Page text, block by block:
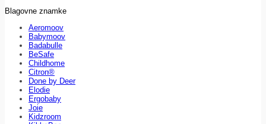
Blagovne znamke
Aeromoov
Babymoov
Badabulle
BeSafe
Childhome
Citron®
Done by Deer
Elodie
Ergobaby
Joie
Kidzroom